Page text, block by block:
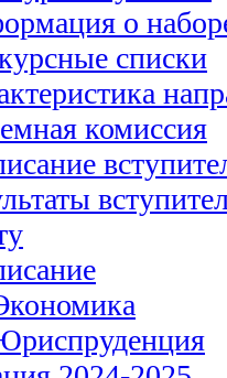
о
списки
комиссия